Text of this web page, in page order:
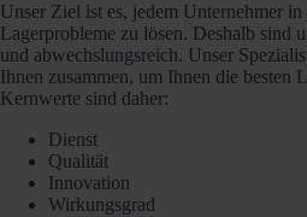
Unser Ziel ist es, jedem Unternehmer
Lagerprobleme zu lösen. Deshalb sind
und abwechslungsreich. Unser
Ihnen zusammen, um Ihnen die besten
Kernwerte sind daher:
Dienst
Qualität
Innovation
Wirkungsgrad